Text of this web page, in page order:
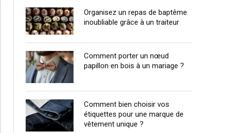
Organisez un repas de baptême
inoubliable grâce à un traiteur
Comment porter un nœud
papillon en bois à un mariage ?
Comment bien choisir vos
étiquettes pour une marque de
vêtement unique ?